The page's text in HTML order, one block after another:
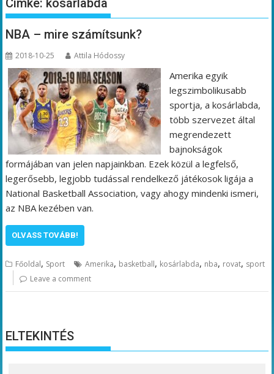
Címke: kosárlabda
NBA – mire számítsunk?
2018-10-25 Attila Hódossy
Amerika egyik
legszimbolikusabb
sportja, a kosárlabda,
több szervezet által
megrendezett
bajnokságok
formájában van jelen napjainkban. Ezek közül a legfelső,
legerősebb, legjobb tudással rendelkező játékosok ligája a
National Basketball Association, vagy ahogy mindenki ismeri,
az NBA kezében van.
OLVASS TOVÁBB!
Főoldal, Sport Amerika, basketball, kosárlabda, nba, rovat, sport
Leave a comment
ELTEKINTÉS